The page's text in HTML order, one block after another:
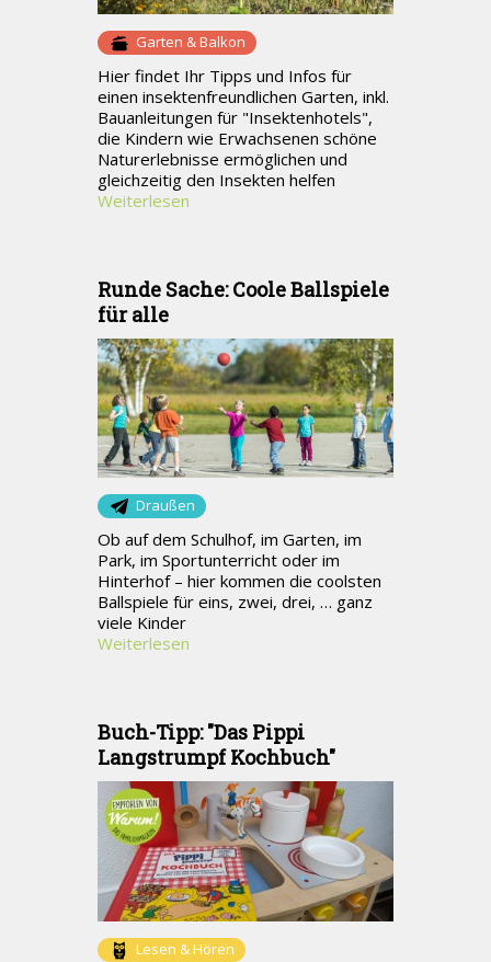
Garten & Balkon
Hier findet Ihr Tipps und Infos für
einen insektenfreundlichen Garten, inkl.
Bauanleitungen für "Insektenhotels",
die Kindern wie Erwachsenen schöne
Naturerlebnisse ermöglichen und
gleichzeitig den Insekten helfen
Weiterlesen
Runde Sache: Coole Ballspiele
für alle
Draußen
Ob auf dem Schulhof, im Garten, im
Park, im Sportunterricht oder im
Hinterhof – hier kommen die coolsten
Ballspiele für eins, zwei, drei, … ganz
viele Kinder
Weiterlesen
Buch-Tipp: "Das Pippi
Langstrumpf Kochbuch"
Lesen & Hören